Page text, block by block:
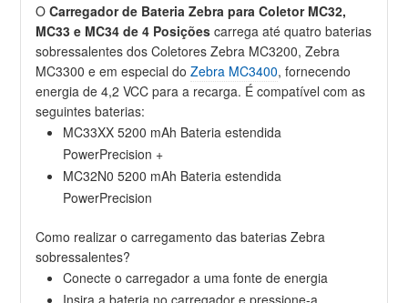
OCarregador de Bateria Zebra para Coletor MC32,
MC33 e MC34 de 4 Posiçõescarrega até quatro baterias
sobressalentes dos Coletores Zebra MC3200, Zebra
MC3300 e em especial doZebra MC3400, fornecendo
energia de 4,2 VCC para a recarga. É compatível com as
seguintes baterias:
MC33XX 5200 mAh Bateria estendida
PowerPrecision +
MC32N0 5200 mAh Bateria estendida
PowerPrecision
Como realizar o carregamento das baterias Zebra
sobressalentes?
Conecte o carregador a uma fonte de energia
Insira a bateria no carregador e pressione-a